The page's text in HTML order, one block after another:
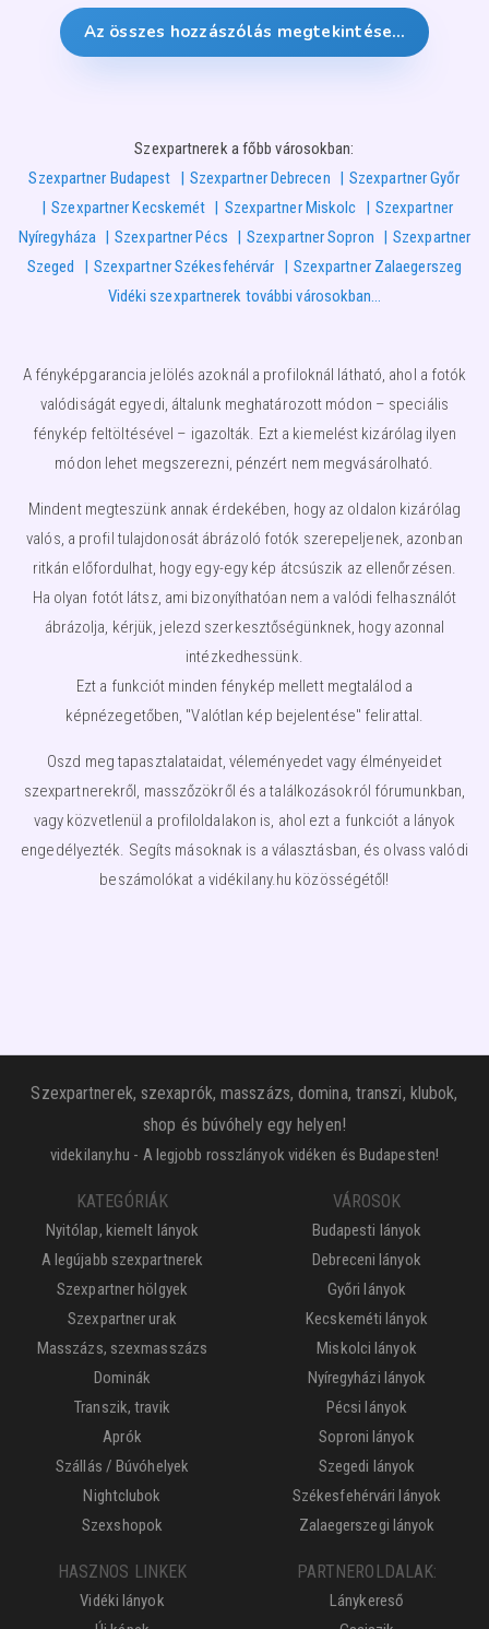
Az összes hozzászólás megtekintése…
Szexpartnerek a főbb városokban:
Szexpartner Budapest
Szexpartner Debrecen
Szexpartner Győr
Szexpartner Kecskemét
Szexpartner Miskolc
Szexpartner
Nyíregyháza
Szexpartner Pécs Szexpartner Sopron
Szexpartner
Szeged
Szexpartner Székesfehérvár
Szexpartner Zalaegerszeg
Vidéki szexpartnerek további városokban…
A fényképgarancia jelölés azoknál a profiloknál látható, ahol a fotók
valódiságát egyedi, általunk meghatározott módon – speciális
fénykép feltöltésével – igazolták. Ezt a kiemelést kizárólag ilyen
módon lehet megszerezni, pénzért nem megvásárolható.
Mindent megteszünk annak érdekében, hogy az oldalon kizárólag
valós, a profil tulajdonosát ábrázoló fotók szerepeljenek, azonban
ritkán előfordulhat, hogy egy-egy kép átcsúszik az ellenőrzésen.
Ha olyan fotót látsz, ami bizonyíthatóan nem a valódi felhasználót
ábrázolja, kérjük, jelezd szerkesztőségünknek, hogy azonnal
intézkedhessünk.
Ezt a funkciót minden fénykép mellett megtalálod a
képnézegetőben, "Valótlan kép bejelentése" felirattal.
Oszd meg tapasztalataidat, véleményedet vagy élményeidet
szexpartnerekről, masszőzökről és a találkozásokról fórumunkban,
vagy közvetlenül a profiloldalakon is, ahol ezt a funkciót a lányok
engedélyezték. Segíts másoknak is a választásban, és olvass valódi
beszámolókat a vidékilany.hu közösségétől!
Szexpartnerek, szexaprók, masszázs, domina, transzi, klubok,
shop és búvóhely egy helyen!
videkilany.hu - A legjobb rosszlányok vidéken és Budapesten!
KATEGÓRIÁK
Nyitólap, kiemelt lányok
A legújabb szexpartnerek
Szexpartner hölgyek
Szexpartner urak
Masszázs, szexmasszázs
Dominák
Transzik, travik
Aprók
Szállás / Búvóhelyek
Nightclubok
Szexshopok
VÁROSOK
Budapesti lányok
Debreceni lányok
Győri lányok
Kecskeméti lányok
Miskolci lányok
Nyíregyházi lányok
Pécsi lányok
Soproni lányok
Szegedi lányok
Székesfehérvári lányok
Zalaegerszegi lányok
HASZNOS LINKEK
Vidéki lányok
PARTNEROLDALAK:
Lánykereső